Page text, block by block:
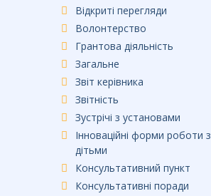
Відкриті перегляди
Волонтерство
Грантова діяльність
Загальне
Звіт керівника
Звітність
Зустрічі з установами
Інноваційні форми роботи з
дітьми
Консультативний пункт
Консультативні поради